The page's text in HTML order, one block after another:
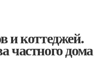
и коттеджей.
частного дома